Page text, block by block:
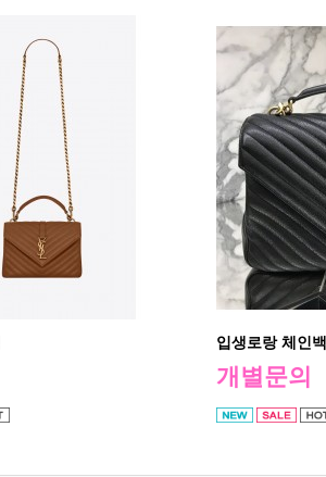
입생로랑 체인백
개별문의